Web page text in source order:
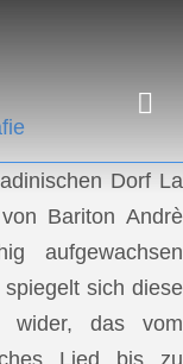
Dorf La
Bariton Andrè
aufgewachsen
sich diese
wider, das vom
Lied bis zu